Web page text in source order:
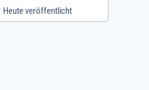
Heute veröffentlicht